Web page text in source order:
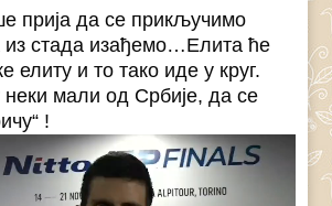
прија да се прикључимо
из стада изађемо…Елита ће
елиту и то тако иде у круг.
неки мали од Србије, да се
!